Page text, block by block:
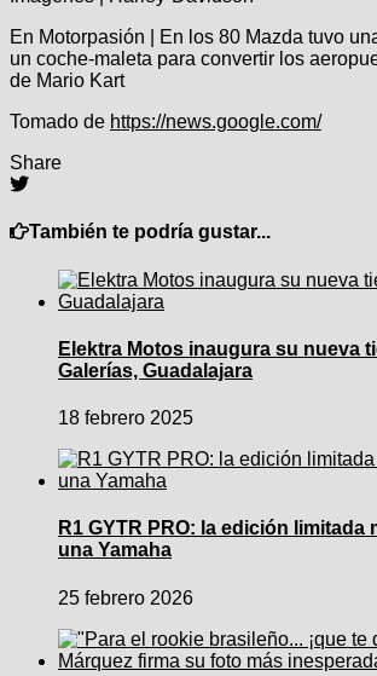
En Motorpasión | En los 80 Mazda tuvo
un coche-maleta para convertir los
de Mario Kart
Tomado de https://news.google.com/
Share
También te podría gustar...
Elektra Motos inaugura su nueva
Galerías, Guadalajara
18 febrero 2025
R1 GYTR PRO: la edición limitada
una Yamaha
25 febrero 2026